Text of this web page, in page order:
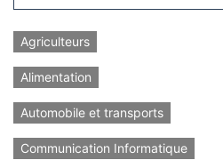
Agriculteurs
Alimentation
Automobile et transports
Communication Informatique